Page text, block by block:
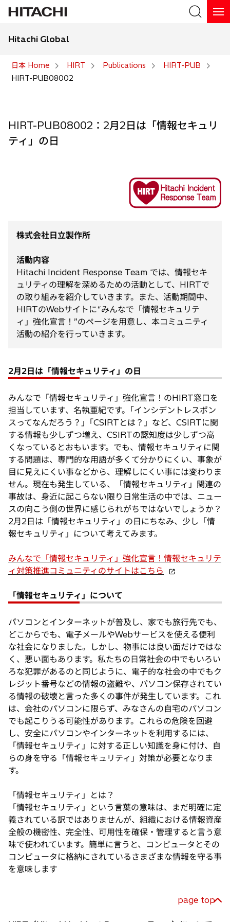
Hitachi Global
日本 Home HIRT Publications
HIRT-PUB
HIRT-PUB08002
HIRT-PUB08002：2月2日は「情報セキュリ
ティ」の日
株式会社日立製作所
活動内容
Hitachi Incident Response Team では、情報セキ
ュリティの理解を深めるための活動として、HIRTで
の取り組みを紹介していきます。また、活動期間中、
HIRTのWebサイトに“みんなで「情報セキュリテ
ィ」強化宣言！”のページを用意し、本コミュニティ
活動の紹介を行っていきます。
2月2日は「情報セキュリティ」の日
みんなで「情報セキュリティ」強化宣言！のHIRT窓口を
担当しています、名執亜紀です。｢インシデントレスポン
スってなんだろう？｣「CSIRTとは？」など、CSIRTに関
する情報も少しずつ増え、CSIRTの認知度は少しずつ高
くなっているとおもいます。でも、情報セキュリティに関
する問題は、専門的な用語が多くて分かりにくい、事象が
目に見えにくい事などから、理解しにくい事には変わりま
せん。現在も発生している、「情報セキュリティ」関連の
事故は、身近に起こらない限り日常生活の中では、ニュー
スの向こう側の世界に感じられがちではないでしょうか？
2月2日は「情報セキュリティ」の日にちなみ、少し「情
報セキュリティ」について考えてみます。
みんなで「情報セキュリティ」強化宣言！情報セキュリテ
ィ対策推進コミュニティのサイトはこちら 新
ブ
で
開
く
「情報セキュリティ」について
パソコンとインターネットが普及し、家でも旅行先でも、
どこからでも、電子メールやWebサービスを使える便利
な社会になりました。しかし、物事には良い面だけではな
く、悪い面もあります。私たちの日常社会の中でもいろい
ろな犯罪があるのと同じように、電子的な社会の中でもク
レジット番号などの情報の盗難や、パソコン保存されてい
る情報の破壊と言った多くの事件が発生しています。これ
は、会社のパソコンに限らず、みなさんの自宅のパソコン
でも起こりうる可能性があります。これらの危険を回避
し、安全にパソコンやインターネットを利用するには、
「情報セキュリティ」に対する正しい知識を身に付け、自
らの身を守る「情報セキュリティ」対策が必要となりま
す。
「情報セキュリティ」とは？
「情報セキュリティ」という言葉の意味は、まだ明確に定
義されている訳ではありませんが、組織における情報資産
全般の機密性、完全性、可用性を確保・管理すると言う意
味で使われています。簡単に言うと、コンピュータとその
コンピュータに格納にされているさまざまな情報を守る事
を意味します
page top